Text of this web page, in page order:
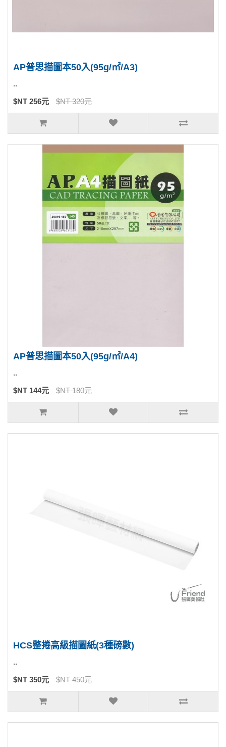
AP普思描圖本50入(95g/㎡/A3)
..
$NT 256元 $NT 320元
AP普思描圖本50入(95g/㎡/A4)
..
$NT 144元 $NT 180元
HCS整捲高級描圖紙(3種磅數)
..
$NT 350元 $NT 450元